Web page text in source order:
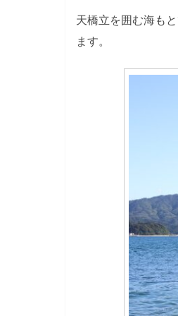
天橋立を囲む海も
ます。